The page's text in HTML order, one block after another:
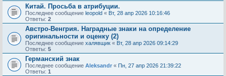
Китай. Просьба в атрибуции.
Последнее сообщение leopold « Вт, 28 апр 2026 10:16:46
Ответы: 2
Австро-Венгрия. Наградные знаки на определение
оригинальности и оценку (2)
Последнее сообщение халявщик « Вт, 28 апр 2026 09:14:29
Ответы: 5
Германский знак
Последнее сообщение Aleksandr « Пн, 27 апр 2026 21:39:22
Ответы: 1